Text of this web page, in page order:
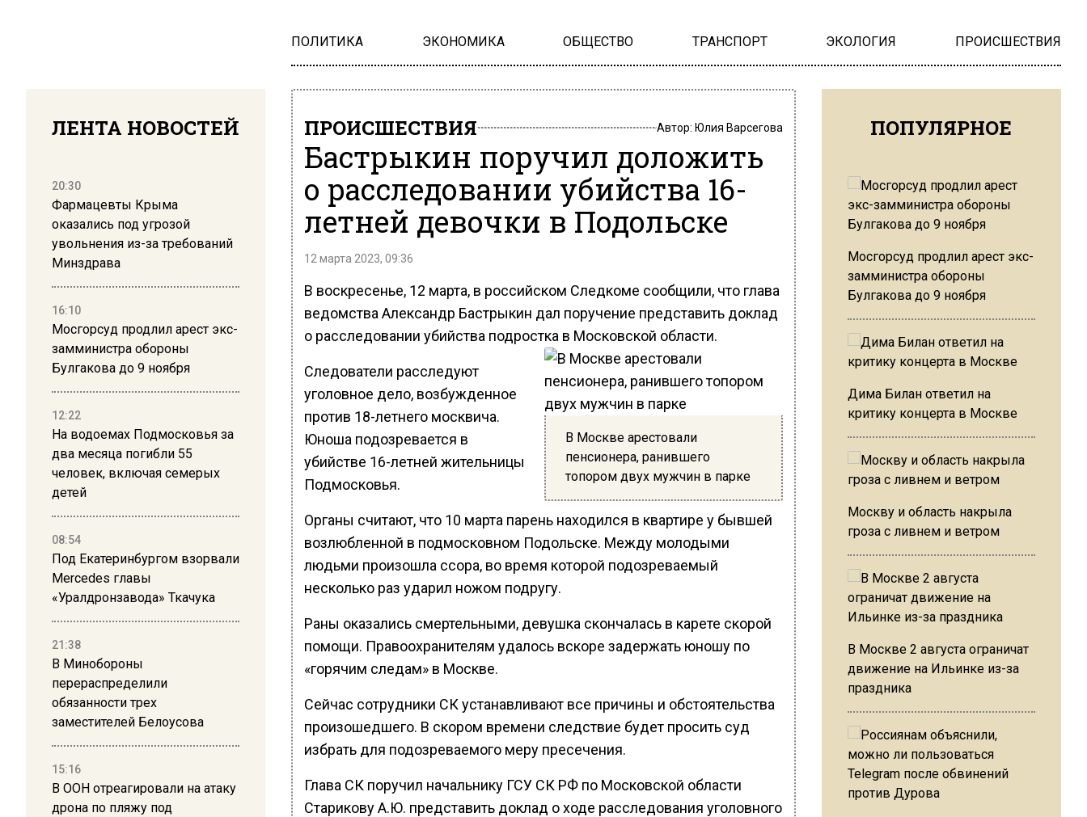
ПОЛИТИКА ЭКОНОМИКА ОБЩЕСТВО ТРАНСПОРТ ЭКОЛОГИЯ ПРОИСШЕСТВИЯ
ЛЕНТА НОВОСТЕЙ
20:30
Фармацевты Крыма
оказались под угрозой
увольнения из-за требований
Минздрава
16:10
Мосгорсуд продлил арест экс-
замминистра обороны
Булгакова до 9 ноября
12:22
На водоемах Подмосковья за
два месяца погибли 55
человек, включая семерых
детей
08:54
Под Екатеринбургом взорвали
Mercedes главы
«Уралдронзавода» Ткачука
21:38
В Минобороны
перераспределили
обязанности трех
заместителей Белоусова
15:16
В ООН отреагировали на атаку
дрона по пляжу под
ПРОИСШЕСТВИЯ Автор: Юлия Варсегова
Бастрыкин поручил доложить
о расследовании убийства 16-
летней девочки в Подольске
12 марта 2023, 09:36
В воскресенье, 12 марта, в российском Следкоме сообщили, что глава
ведомства Александр Бастрыкин дал поручение представить доклад
о расследовании убийства подростка в Московской области.
В Москве арестовали
пенсионера, ранившего
топором двух мужчин в парке
Следователи расследуют
уголовное дело, возбужденное
против 18-летнего москвича.
Юноша подозревается в
убийстве 16-летней жительницы
Подмосковья.
Органы считают, что 10 марта парень находился в квартире у бывшей
возлюбленной в подмосковном Подольске. Между молодыми
людьми произошла ссора, во время которой подозреваемый
несколько раз ударил ножом подругу.
Раны оказались смертельными, девушка скончалась в карете скорой
помощи. Правоохранителям удалось вскоре задержать юношу по
«горячим следам» в Москве.
Сейчас сотрудники СК устанавливают все причины и обстоятельства
произошедшего. В скором времени следствие будет просить суд
избрать для подозреваемого меру пресечения.
Глава СК поручил начальнику ГСУ СК РФ по Московской области
Старикову А.Ю. представить доклад о ходе расследования уголовного
ПОПУЛЯРНОЕ
Мосгорсуд продлил арест экс-
замминистра обороны
Булгакова до 9 ноября
Дима Билан ответил на
критику концерта в Москве
Москву и область накрыла
гроза с ливнем и ветром
В Москве 2 августа ограничат
движение на Ильинке из-за
праздника